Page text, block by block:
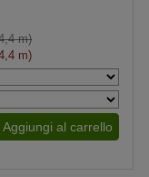
m)
m)
Aggiungi al carrello